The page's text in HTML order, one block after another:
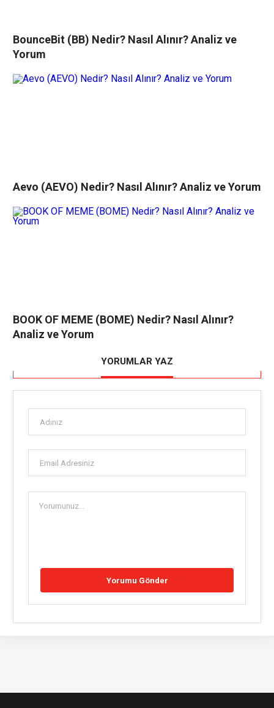
BounceBit (BB) Nedir? Nasıl Alınır? Analiz ve
Yorum
Aevo (AEVO) Nedir? Nasıl Alınır? Analiz ve Yorum
BOOK OF MEME (BOME) Nedir? Nasıl Alınır?
Analiz ve Yorum
YORUMLAR YAZ